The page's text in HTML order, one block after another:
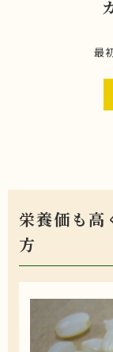
最
栄養価も高
方